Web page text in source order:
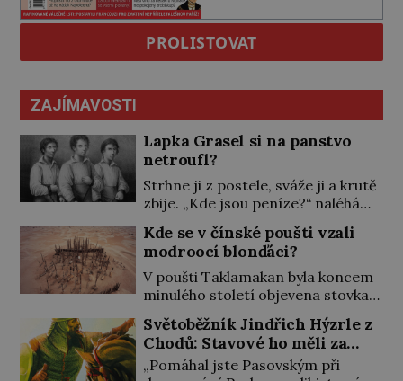
PROLISTOVAT
ZAJÍMAVOSTI
Lapka Grasel si na panstvo
netroufl?
Strhne ji z postele, sváže ji a krutě
zbije. „Kde jsou peníze?“ naléhá
Grasel na starou švadlenku. Když
mu to neprozradí – ostatně ani
nemůže, protože žádné nemá,
spokojí se lupič s několika měďáky
a štůčky látky. Zraněná žena pár
nebývale krutý. Jeho činy budí
hrůzu ještě dlouho po jeho smrti
[…]
Kde se v čínské poušti vzali
modroocí blonďáci?
V poušti Taklamakan byla koncem
minulého století objevena stovka
hrobů s téměř netknutými
mumiemi. Všichni mrtví byli
pohřbeni s úctou a četnými
milodary. Asi nejvíc přitom vědce
Světoběžník Jindřich Hýzrle z
Chodů: Stavové ho měli za
zrádce
„Pomáhal jste Pasovským při